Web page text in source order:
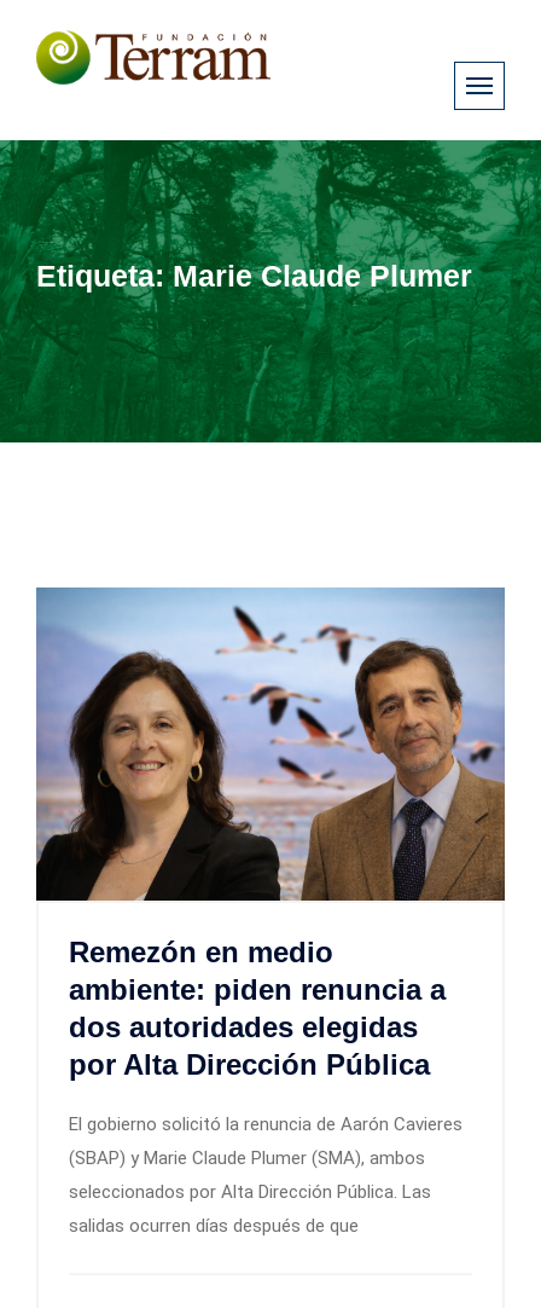
Etiqueta:Marie Claude Plumer
Remezón en medio
ambiente: piden renuncia a
dos autoridades elegidas
por Alta Dirección Pública
El gobierno solicitó la renuncia de Aarón Cavieres
(SBAP) y Marie Claude Plumer (SMA), ambos
seleccionados por Alta Dirección Pública. Las
salidas ocurren días después de que